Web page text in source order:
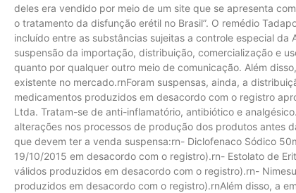
deles era vendido por meio de um site que se apresenta
o tratamento da disfunção erétil no Brasil”. O remédio
incluído entre as substâncias sujeitas a controle especial
suspensão da importação, distribuição, comercialização e
quanto por qualquer outro meio de comunicação. Além
existente no mercado.rnForam suspensas, ainda, a
medicamentos produzidos em desacordo com o registro
Ltda. Tratam-se de anti-inflamatório, antibiótico e
alterações nos processos de produção dos produtos antes
que devem ter a venda suspensa:rn- Diclofenaco Sódico
19/10/2015 em desacordo com o registro).rn- Estolato de
válidos produzidos em desacordo com o registro).rn-
produzidos em desacordo com o registro).rnAlém disso, a